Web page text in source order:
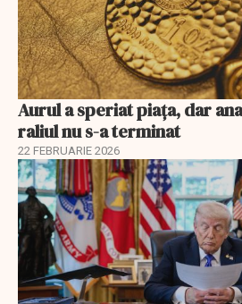
Aurul a speriat piața, dar
raliul nu s-a terminat
22 FEBRUARIE 2026